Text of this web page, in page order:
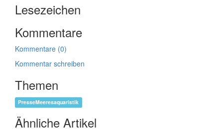
Lesezeichen
Kommentare
Kommentare (0)
Kommentar schreiben
Themen
PresseMeeresaquaristik
Ähnliche Artikel